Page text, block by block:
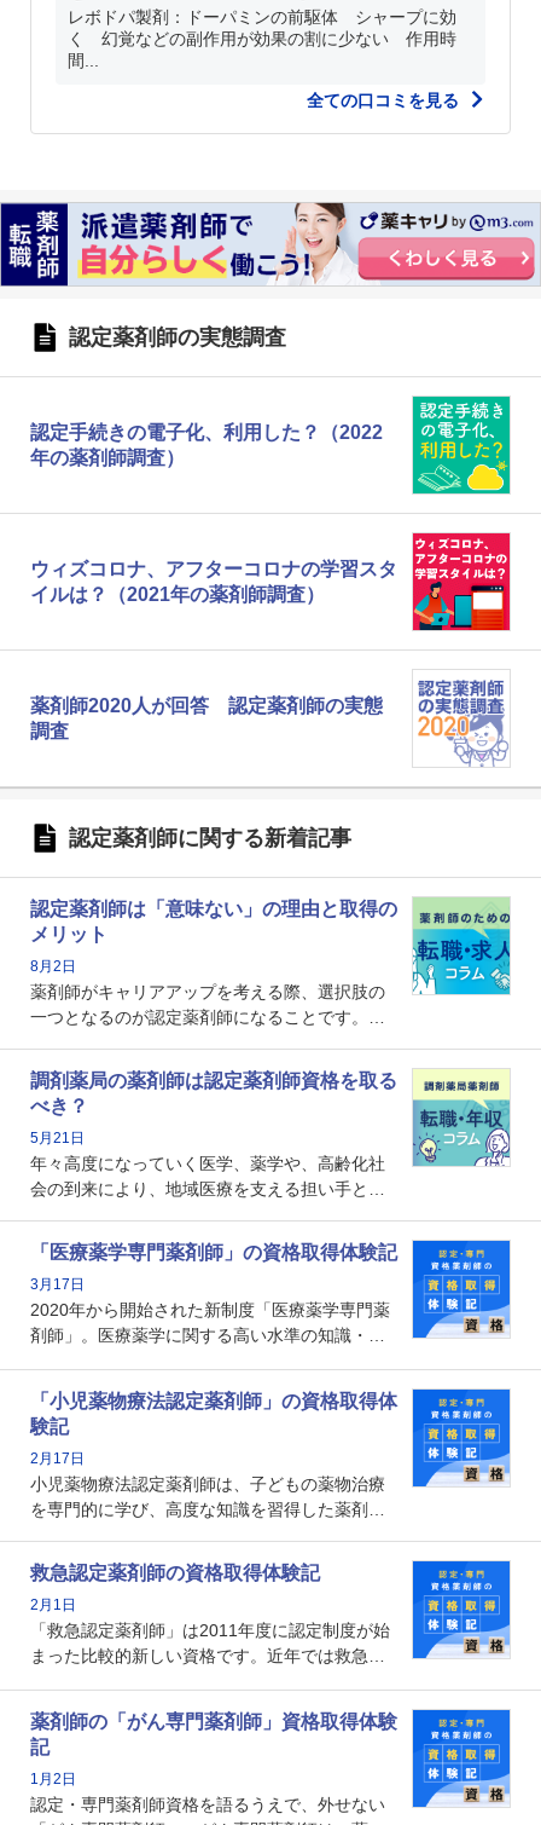
レボドパ製剤：ドーパミンの前駆体 シャープに効
く 幻覚などの副作用が効果の割に少ない 作用時
間...
全ての口コミを見る
認定薬剤師の実態調査
認定手続きの電子化、利用した？（2022
年の薬剤師調査）
ウィズコロナ、アフターコロナの学習スタ
イルは？（2021年の薬剤師調査）
薬剤師2020人が回答 認定薬剤師の実態
調査
認定薬剤師に関する新着記事
認定薬剤師は「意味ない」の理由と取得の
メリット
8月2日
薬剤師がキャリアアップを考える際、選択肢の
一つとなるのが認定薬剤師になることです。し
という声を聞いたことがあるかもしれません。
本記事では、認定薬剤師が「意味ない」といわ
れる理由や、取得するメリット、年収・キャリ
アへの影響を解説します。
調剤薬局の薬剤師は認定薬剤師資格を取る
べき？
5月21日
年々高度になっていく医学、薬学や、高齢化社
会の到来により、地域医療を支える担い手とし
で、重要度が増しているのが認定薬剤師という
資格です。認定薬剤師とはいったいどんな資格
なのでしょうか。それを取得するとどのような
メリットがあるのでしょうか。
「医療薬学専門薬剤師」の資格取得体験記
3月17日
2020年から開始された新制度「医療薬学専門薬
剤師」。医療薬学に関する高い水準の知識・技
剤師としての専門性を示す客観的な根拠の一つ
となります。取得要件は多岐に渡り、審査も複
数回ありますが、患者さんに対して一定の能力
の証明になる資格と言えます。
「小児薬物療法認定薬剤師」の資格取得体
験記
2月17日
小児薬物療法認定薬剤師は、子どもの薬物治療
を専門的に学び、高度な知識を習得した薬剤師
や、特有の疾患、心理状況を理解し、専門性を
深めることで、子どもとその保護者に寄り添え
る存在です。今回はそんな小児薬物療法認定薬
剤師の取得体験記をご紹介します。
救急認定薬剤師の資格取得体験記
2月1日
「救急認定薬剤師」は2011年度に認定制度が始
まった比較的新しい資格です。近年では救急病
とから、救急認定薬剤師を目指す病院薬剤師も
増えているのではないでしょうか。今回はそん
な救急認定薬剤師の取得体験記をご紹介しま
す。
薬剤師の「がん専門薬剤師」資格取得体験
記
1月2日
認定・専門薬剤師資格を語るうえで、外せない